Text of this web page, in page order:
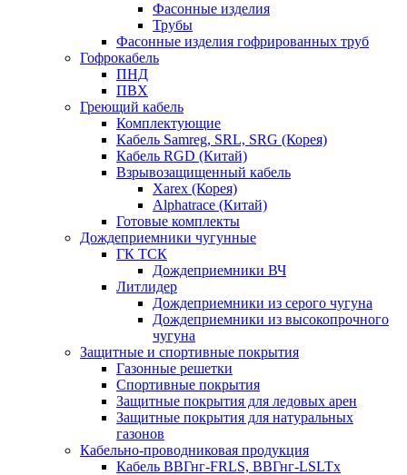
Фасонные изделия
Трубы
Фасонные изделия гофрированных труб
Гофрокабель
ПНД
ПВХ
Греющий кабель
Комплектующие
Кабель Samreg, SRL, SRG (Корея)
Кабель RGD (Китай)
Взрывозащищенный кабель
Xarex (Корея)
Alphatrace (Китай)
Готовые комплекты
Дождеприемники чугунные
ГК ТСК
Дождеприемники ВЧ
Литлидер
Дождеприемники из серого чугуна
Дождеприемники из высокопрочного
чугуна
Защитные и спортивные покрытия
Газонные решетки
Спортивные покрытия
Защитные покрытия для ледовых арен
Защитные покрытия для натуральных
газонов
Кабельно-проводниковая продукция
Кабель ВВГнг-FRLS, ВВГнг-LSLTx